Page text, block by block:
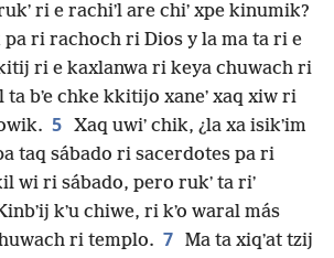
ri e rachiʼl are chiʼ xpe kinumik?
pa ri rachoch ri Dios y la ma ta ri e
ri e kaxlanwa ri keya chuwach ri
ta bʼe chke kkitijo xaneʼ xaq xiw ri
5 Xaq uwiʼ chik, ¿la xa isikʼim
taq sábado ri sacerdotes pa ri
wi ri sábado, pero rukʼ ta riʼ
kʼu chiwe, ri kʼo waral más
ri templo. 7 Ma ta xiqʼat tzij